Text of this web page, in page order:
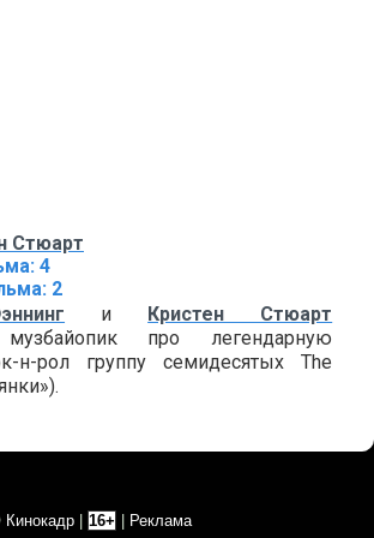
Стюарт
4
2
и Кристен Стюарт
музбайопик про легендарную
н-рол группу семидесятых The
Кинокадр 16+ Реклама